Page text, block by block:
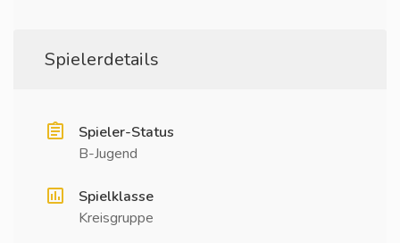
Spielerdetails
Spieler-Status
B-Jugend
Spielklasse
Kreisgruppe